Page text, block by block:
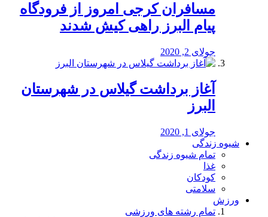
مسافران کرجی امروز از فرودگاه
پیام البرز راهی کیش شدند
جولای 2, 2020
آغاز برداشت گیلاس در شهرستان
البرز
جولای 1, 2020
شیوه زندگی
تمام شیوه زندگی
غذا
کودکان
سلامتی
ورزش
تمام رشته های ورزشی